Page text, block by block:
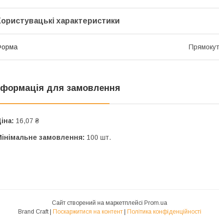
характеристики
для замовлення
16,07 ₴
замовлення: 100 шт.
Сайт створений на маркетплейсі Prom.ua
Поскаржитися на контент Політика конфіденційності